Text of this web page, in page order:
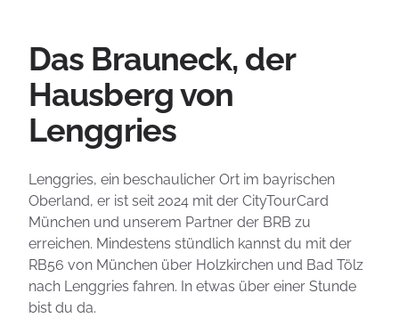
Das Brauneck, der
Hausberg von
Lenggries
Lenggries, ein beschaulicher Ort im bayrischen
Oberland, er ist seit 2024 mit der CityTourCard
München und unserem Partner der BRB zu
erreichen. Mindestens stündlich kannst du mit der
RB56 von München über Holzkirchen und Bad Tölz
nach Lenggries fahren. In etwas über einer Stunde
bist du da.